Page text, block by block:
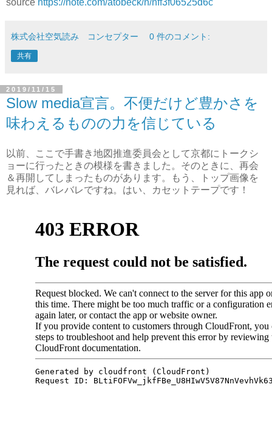
株式会社空気読み コンセプター 0 件のコメント:
共有
2019/11/15
Slow media宣言。不便だけど豊かさを
味わえるものの力を信じている
以前、ここで手書き地図推進委員会として京都にトークシ
ョーに行ったときの模様を書きました。そのときに、再会
＆再開してしまったものがあります。もう、トップ画像を
見れば、バレバレですね。はい、カセットテープです！